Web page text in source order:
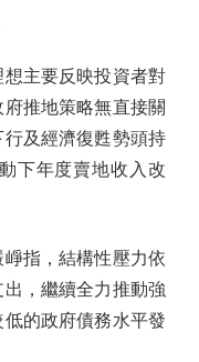
主要反映投資者對
推地策略無直接關
及經濟復甦勢頭持
下年度賣地收入改
指，結構性壓力依
，繼續全力推動強
的政府債務水平發